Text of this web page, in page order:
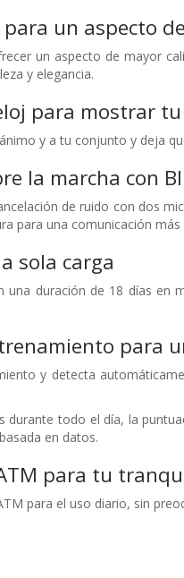
un aspecto
un aspecto de mayor
y elegancia.
para mostrar
y a tu conjunto y deja
la marcha con
de ruido con dos
para una comunicación más
sola carga
una duración de 18 días
para
y detecta
durante todo el día, la
en datos.
para tu
para el uso diario, sin